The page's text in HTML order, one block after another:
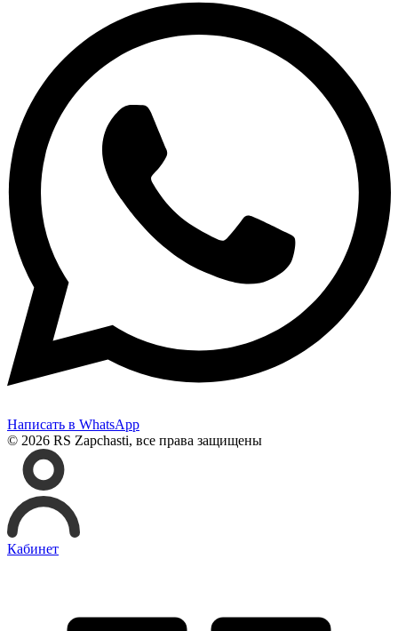
Написать в WhatsApp
© 2026 RS Zapchasti, все права защищены
Кабинет